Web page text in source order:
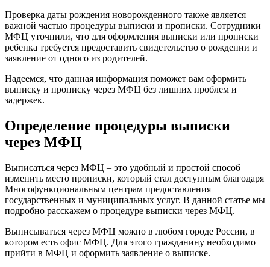
Проверка даты рождения новорожденного также является
важной частью процедуры выписки и прописки. Сотрудники
МФЦ уточнили, что для оформления выписки или прописки
ребенка требуется предоставить свидетельство о рождении и
заявление от одного из родителей.
Надеемся, что данная информация поможет вам оформить
выписку и прописку через МФЦ без лишних проблем и
задержек.
Определение процедуры выписки
через МФЦ
Выписаться через МФЦ – это удобный и простой способ
изменить место прописки, который стал доступным благодаря
Многофункциональным центрам предоставления
государственных и муниципальных услуг. В данной статье мы
подробно расскажем о процедуре выписки через МФЦ.
Выписываться через МФЦ можно в любом городе России, в
котором есть офис МФЦ. Для этого гражданину необходимо
прийти в МФЦ и оформить заявление о выписке.